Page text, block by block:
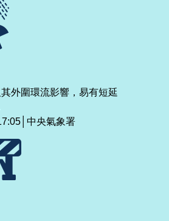
外圍環流影響，易有短延
中央氣象署